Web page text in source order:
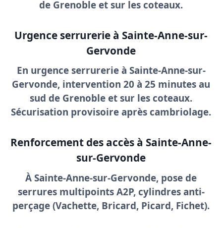
de Grenoble et sur les coteaux.
Urgence serrurerie à Sainte-Anne-sur-
Gervonde
En urgence serrurerie à Sainte-Anne-sur-
Gervonde, intervention 20 à 25 minutes au
sud de Grenoble et sur les coteaux.
Sécurisation provisoire après cambriolage.
Renforcement des accès à Sainte-Anne-
sur-Gervonde
À Sainte-Anne-sur-Gervonde, pose de
serrures multipoints A2P, cylindres anti-
perçage (Vachette, Bricard, Picard, Fichet).